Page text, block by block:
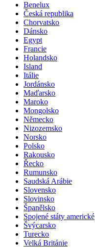
Benelux
Česká republika
Chorvatsko
Dánsko
Egypt
Francie
Holandsko
Island
Itálie
Jordánsko
Maďarsko
Maroko
Mongolsko
Německo
Nizozemsko
Norsko
Polsko
Rakousko
Řecko
Rumunsko
Saudská Arábie
Slovensko
Slovinsko
Španělsko
Spojené státy americké
Švýcarsko
Turecko
Velká Británie